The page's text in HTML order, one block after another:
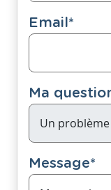
Email*
Ma
Message*